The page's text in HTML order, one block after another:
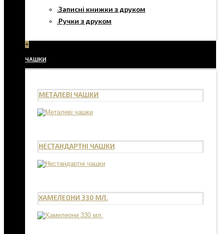
Записні книжки з друком
Ручки з друком
+
ЧАШКИ
МЕТАЛЕВІ ЧАШКИ
НЕСТАНДАРТНІ ЧАШКИ
ХАМЕЛЕОНИ 330 МЛ.